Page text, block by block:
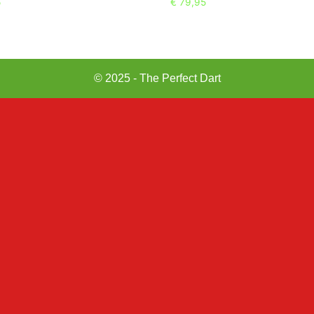
© 2025 - The Perfect Dart